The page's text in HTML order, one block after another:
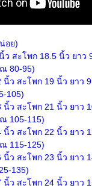
อย)
ว สะโพก 18.5 นิ้ว ยาว
80-95)
นิ้ว สะโพก 19 นิ้ว ยาว
105)
นิ้ว สะโพก 21 นิ้ว ยาว
105-115)
นิ้ว สะโพก 22 นิ้ว ยาว
115-125)
นิ้ว สะโพก 23 นิ้ว ยาว
135)
นิ้ว สะโพก 24 นิ้ว ยาว